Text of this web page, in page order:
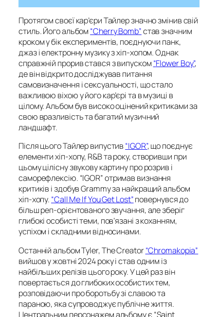
Протягом своєї кар’єри Тайлер значно змінив свій
стиль. Його альбом “Cherry Bomb”став значним
кроком у бік експериментів, поєднуючи панк,
джаз і електронну музику з хіп-хопом. Однак
справжній прорив стався з випуском “Flower Boy”,
де він відкрито досліджував питання
самовизначення і сексуальності, що стало
важливою віхою у його кар’єрі та в музиці в
цілому. Альбом був високо оцінений критиками за
свою вразливість та багатий музичний
ландшафт.
Після цього Тайлер випустив “IGOR”, що поєднує
елементи хіп-хопу, R&B та року, створивши при
цьому цілісну звукову картину про розрив і
саморефлексію. “IGOR”отримав визнання
критиків і здобув Grammy за найкращий альбом
хіп-хопу. “Call Me If You Get Lost”повернувся до
більш реп-орієнтованого звучання, але зберіг
глибокі особисті теми, пов’язані з коханням,
успіхом і складними відносинами​.
Останній альбом Tyler,The Creator“Chromakopia”
вийшов у жовтні 2024 року і став одним із
найбільших релізів цього року. У цей раз він
повертається до глибоких особистих тем,
розповідаючи про боротьбу зі славою та
параною, яка супроводжує публічне життя.
Центральним персонажем альбому є “Saint